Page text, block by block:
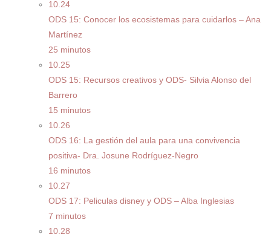
10.24
ODS 15: Conocer los ecosistemas para cuidarlos – Ana
Martínez
25 minutos
10.25
ODS 15: Recursos creativos y ODS- Silvia Alonso del
Barrero
15 minutos
10.26
ODS 16: La gestión del aula para una convivencia
positiva- Dra. Josune Rodríguez-Negro
16 minutos
10.27
ODS 17: Peliculas disney y ODS – Alba Inglesias
7 minutos
10.28